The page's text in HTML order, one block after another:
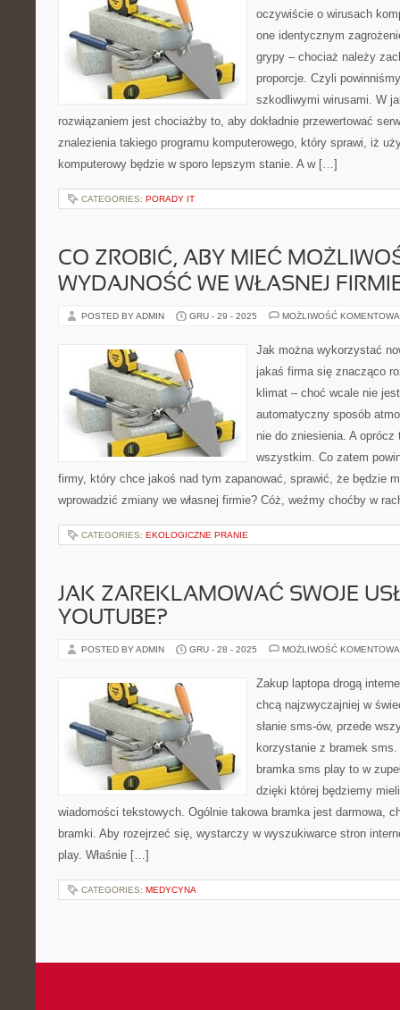
oczywiście o wirusach
one identycznym
grypy – chociaż należy
proporcje. Czyli
szkodliwymi wirusami. W
rozwiązaniem jest chociażby to, aby dokładnie przewertować
znalezienia takiego programu komputerowego, który sprawi, iż
komputerowy będzie w sporo lepszym stanie. A w […]
CATEGORIES: PORADY IT
CO ZROBIĆ, ABY MIEĆ
WYDAJNOŚĆ WE WŁASNEJ
POSTED BY ADMIN GRU - 29 - 2025 MOŻLIWOŚĆ
Jak można wykorzystać
jakaś firma się znacząco
klimat – choć wcale nie
automatyczny sposób
nie do zniesienia. A
wszystkim. Co zatem
firmy, który chce jakoś nad tym zapanować, sprawić, że będzie
wprowadzić zmiany we własnej firmie? Cóż, weźmy choćby w
CATEGORIES: EKOLOGICZNE PRANIE
JAK ZAREKLAMOWAĆ SWOJE
YOUTUBE?
POSTED BY ADMIN GRU - 28 - 2025 MOŻLIWOŚĆ
Zakup laptopa drogą
chcą najzwyczajniej w
słanie sms-ów, przede
korzystanie z bramek
bramka sms play to w
dzięki której będziemy
wiadomości tekstowych. Ogólnie takowa bramka jest darmowa,
bramki. Aby rozejrzeć się, wystarczy w wyszukiwarce stron
play. Właśnie […]
CATEGORIES: MEDYCYNA